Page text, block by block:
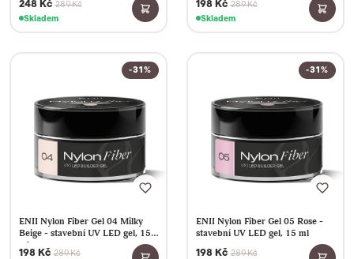
248 Kč 289 Kč
Skladem
198 Kč 289 Kč
Skladem
-31%
ENII Nylon Fiber Gel 04 Milky
Beige - stavební UV LED gel, 15
ml
198 Kč 289 Kč
-31%
ENII Nylon Fiber Gel 05 Rose -
stavební UV LED gel, 15 ml
198 Kč 289 Kč